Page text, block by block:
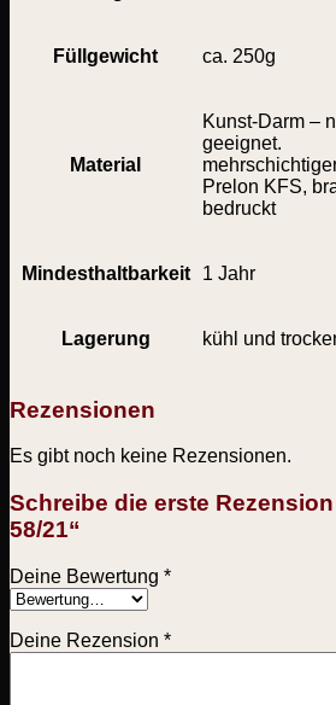
Füllgewicht ca. 250g
Material
Kunst-Darm –
geeignet.
Prelon KFS,
bedruckt
Mindesthaltbarkeit 1 Jahr
Lagerung kühl und
Rezensionen
Es gibt noch keine Rezensionen.
Schreibe die erste
58/21“
Deine Bewertung *
Deine Rezension *